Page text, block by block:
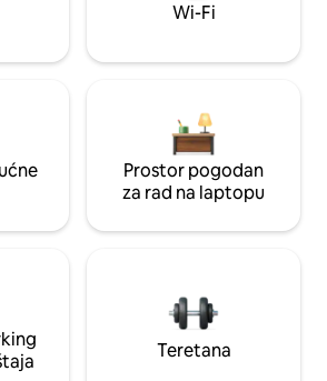
Wi-Fi
Prostor pogodan
za rad na laptopu
Teretana